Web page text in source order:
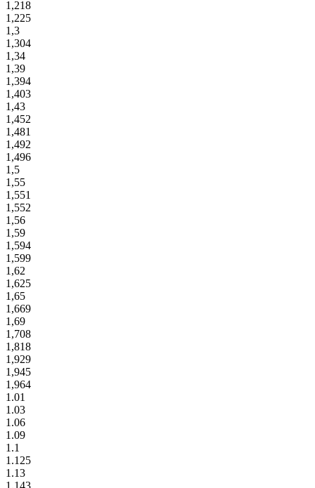
1,218
1,225
1,3
1,304
1,34
1,39
1,394
1,403
1,43
1,452
1,481
1,492
1,496
1,5
1,55
1,551
1,552
1,56
1,59
1,594
1,599
1,62
1,625
1,65
1,669
1,69
1,708
1,818
1,929
1,945
1,964
1.01
1.03
1.06
1.09
1.1
1.125
1.13
1.143